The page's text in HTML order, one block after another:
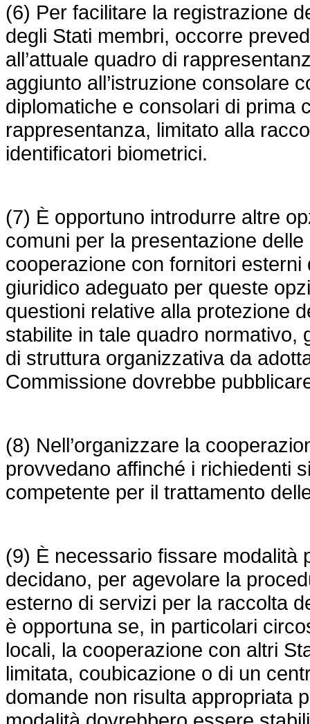
(6) Per facilitare la registrazione
degli Stati membri, occorre
all’attuale quadro di
aggiunto all’istruzione consolare
diplomatiche e consolari di prima
rappresentanza, limitato alla
identificatori biometrici.
(7) È opportuno introdurre altre
comuni per la presentazione
cooperazione con fornitori
giuridico adeguato per queste
questioni relative alla protezione
stabilite in tale quadro normativo,
di struttura organizzativa da
Commissione dovrebbe
(8) Nell’organizzare la
provvedano affinché i richiedenti
competente per il trattamento
(9) È necessario fissare modalità
decidano, per agevolare la
esterno di servizi per la raccolta
è opportuna se, in particolari
locali, la cooperazione con altri
limitata, coubicazione o di un
domande non risulta appropriata